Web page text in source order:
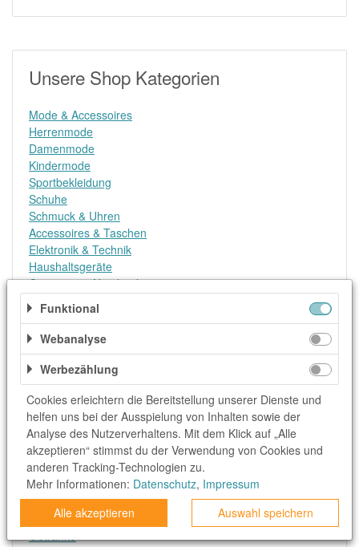
Unsere Shop Kategorien
Mode & Accessoires
Herrenmode
Damenmode
Kindermode
Sportbekleidung
Schuhe
Schmuck & Uhren
Accessoires & Taschen
Elektronik & Technik
Haushaltsgeräte
Computer & Notebooks
Smartphones & Tablets
TV & Video
Konsolen & Video Games
Internet, DSL & Mobilfunk
Reise & Urlaub
Flüge
Hotel, Ressort & Appartment
Pauschalreisen
Mietwagen
Koffer & Reisebedarf
Erlebnisse & Events
Essen & Trinken
Lebensmittel
Lieferservice
Getränke
Funktional
Webanalyse
Werbezählung
Cookies erleichtern die Bereitstellung unserer Dienste und
helfen uns bei der Ausspielung von Inhalten sowie der
Analyse des Nutzerverhaltens. Mit dem Klick auf „Alle
akzeptieren“ stimmst du der Verwendung von Cookies und
anderen Tracking-Technologien zu.
Mehr Informationen: Datenschutz, Impressum
Alle akzeptieren
Auswahl speichern